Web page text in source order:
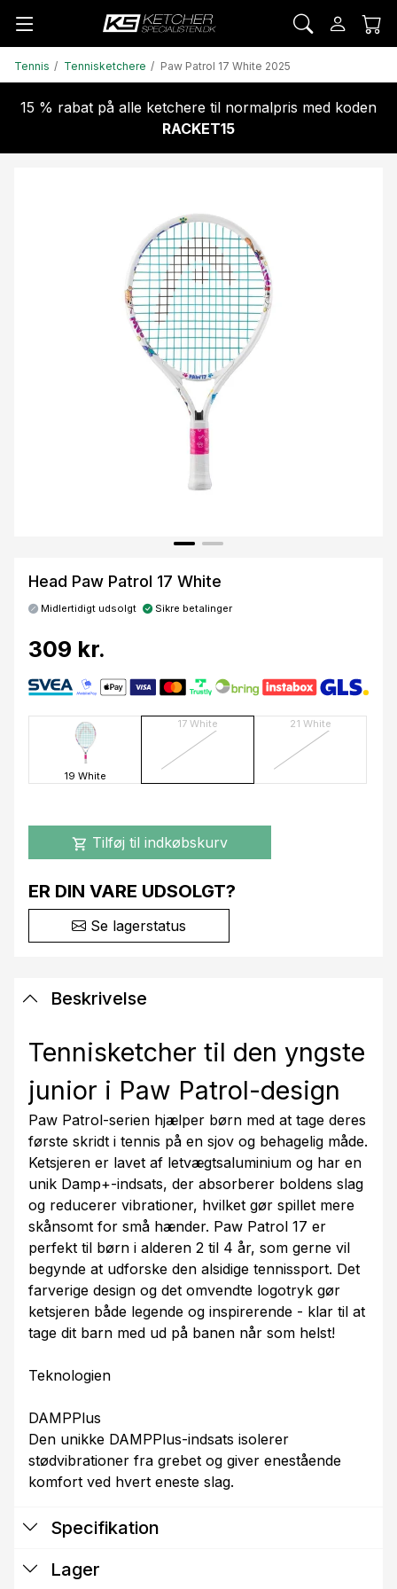
Tennis Tennisketchere Paw Patrol 17 White 2025
15 % rabat på alle ketchere til normalpris med koden
RACKET15
Head Paw Patrol 17 White
Midlertidigt udsolgt Sikre betalinger
309 kr.
19 White
17 White 21 White
shopping_cart Tilføj til indkøbskurv
ER DIN VARE UDSOLGT?
Se lagerstatus
Beskrivelse
Tennisketcher til den yngste
junior i Paw Patrol-design
Paw Patrol-serien hjælper børn med at tage deres
første skridt i tennis på en sjov og behagelig måde.
Ketsjeren er lavet af letvægtsaluminium og har en
unik Damp+-indsats, der absorberer boldens slag
og reducerer vibrationer, hvilket gør spillet mere
skånsomt for små hænder. Paw Patrol 17 er
perfekt til børn i alderen 2 til 4 år, som gerne vil
begynde at udforske den alsidige tennissport. Det
farverige design og det omvendte logotryk gør
ketsjeren både legende og inspirerende - klar til at
tage dit barn med ud på banen når som helst!
Teknologien
DAMPPlus
Den unikke DAMPPlus-indsats isolerer
stødvibrationer fra grebet og giver enestående
komfort ved hvert eneste slag.
Specifikation
Lager